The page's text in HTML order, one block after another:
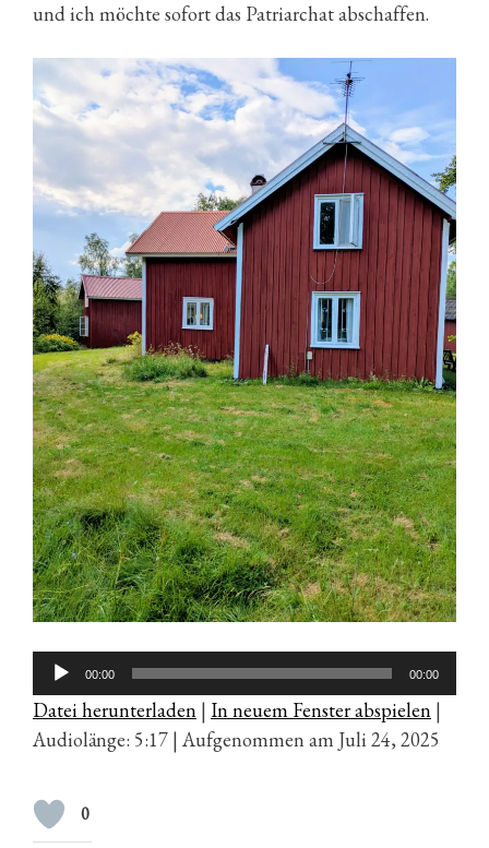
und ich möchte sofort das Patriarchat abschaffen.
Audio-
Player
00:00 00:00
Datei herunterladen | In neuem Fenster abspielen |
Audiolänge: 5:17 | Aufgenommen am Juli 24, 2025
0